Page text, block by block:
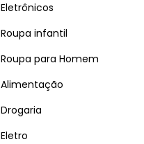
Eletrônicos
Roupa infantil
Roupa para Homem
Alimentação
Drogaria
Eletro